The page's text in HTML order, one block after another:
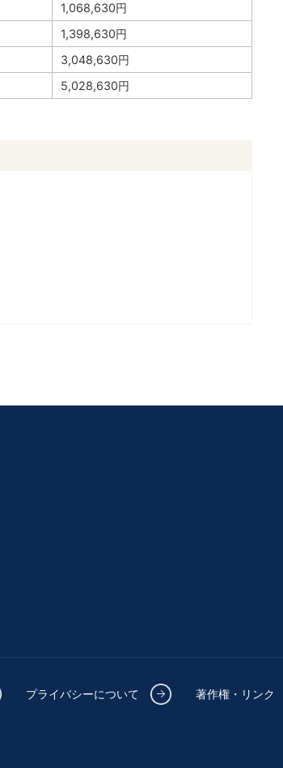
1,068,630円
1,398,630円
3,048,630円
5,028,630円
プライバシーについて 著作権・リンク